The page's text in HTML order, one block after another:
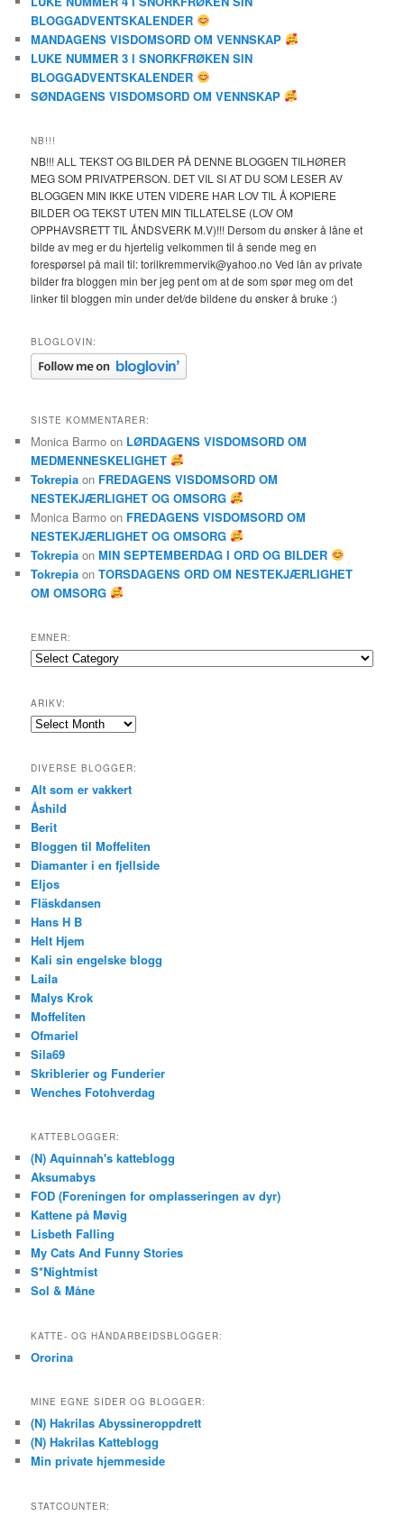
BLOGGADVENTSKALENDER
MANDAGENS VISDOMSORD OM VENNSKAP
LUKE NUMMER 3 I SNORKFRØKEN SIN
BLOGGADVENTSKALENDER
SØNDAGENS VISDOMSORD OM VENNSKAP
NB!!!
NB!!! ALL TEKST OG BILDER PÅ DENNE BLOGGEN TILHØRER
MEG SOM PRIVATPERSON. DET VIL SI AT DU SOM LESER AV
BLOGGEN MIN IKKE UTEN VIDERE HAR LOV TIL Å KOPIERE
BILDER OG TEKST UTEN MIN TILLATELSE (LOV OM
OPPHAVSRETT TIL ÅNDSVERK M.V)!!! Dersom du ønsker å låne et
bilde av meg er du hjertelig velkommen til å sende meg en
forespørsel på mail til: torilkremmervik@yahoo.no Ved lån av private
bilder fra bloggen min ber jeg pent om at de som spør meg om det
linker til bloggen min under det/de bildene du ønsker å bruke :)
BLOGLOVIN:
SISTE KOMMENTARER:
Monica Barmo on LØRDAGENS VISDOMSORD OM
MEDMENNESKELIGHET
Tokrepia on FREDAGENS VISDOMSORD OM
NESTEKJÆRLIGHET OG OMSORG
Monica Barmo on FREDAGENS VISDOMSORD OM
NESTEKJÆRLIGHET OG OMSORG
Tokrepia onMIN SEPTEMBERDAG I ORD OG BILDER
Tokrepia onTORSDAGENS ORD OM NESTEKJÆRLIGHET
OM OMSORG
EMNER:
Emner:
ARIKV:
Arikv:
DIVERSE BLOGGER:
Alt som er vakkert
Åshild
Berit
Bloggen til Moffeliten
Diamanter i en fjellside
Eljos
Fläskdansen
Hans H B
Helt Hjem
Kali sin engelske blogg
Laila
Malys Krok
Moffeliten
Ofmariel
Sila69
Skriblerier og Funderier
Wenches Fotohverdag
KATTEBLOGGER:
(N) Aquinnah's katteblogg
Aksumabys
FOD (Foreningen for omplasseringen av dyr)
Kattene på Møvig
Lisbeth Falling
My Cats And Funny Stories
S*Nightmist
Sol & Måne
KATTE- OG HÅNDARBEIDSBLOGGER:
Ororina
MINE EGNE SIDER OG BLOGGER:
(N) Hakrilas Abyssineroppdrett
(N) Hakrilas Katteblogg
Min private hjemmeside
STATCOUNTER: